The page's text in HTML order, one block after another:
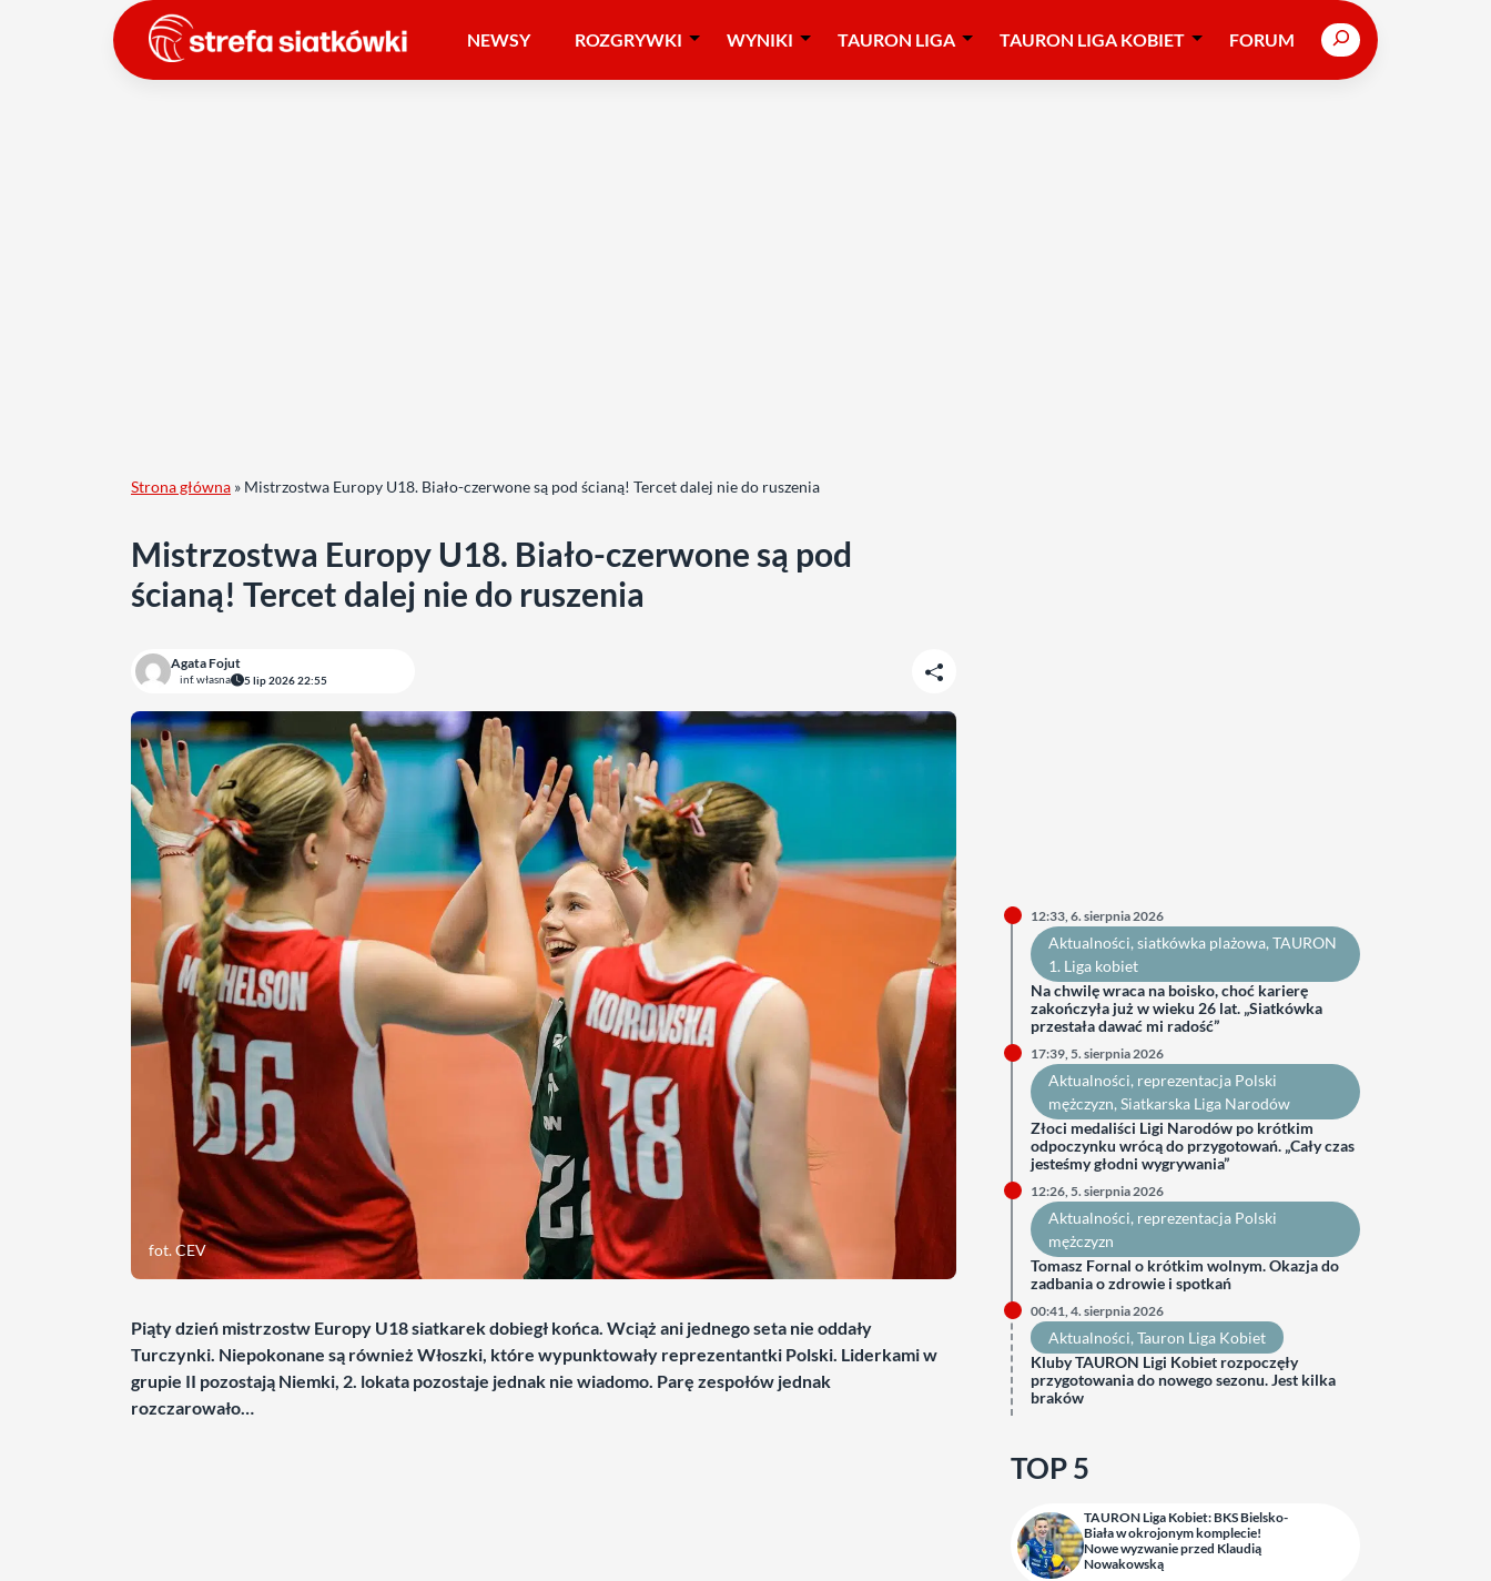
NEWSY ROZGRYWKI WYNIKI TAURON LIGA TAURON LIGA KOBIET FORUM Search
Strona główna » Mistrzostwa Europy U18. Biało-czerwone są pod ścianą! Tercet dalej nie do ruszenia
Mistrzostwa Europy U18. Biało-czerwone są pod
ścianą! Tercet dalej nie do ruszenia
Agata Fojut
inf. własna 5 lip 2026 22:55
fot. CEV
Piąty dzień mistrzostw Europy U18 siatkarek dobiegł końca. Wciąż ani jednego seta nie oddały
Turczynki. Niepokonane są również Włoszki, które wypunktowały reprezentantki Polski. Liderkami w
grupie II pozostają Niemki, 2. lokata pozostaje jednak nie wiadomo. Parę zespołów jednak
rozczarowało…
12:33, 6. sierpnia 2026
Aktualności, siatkówka plażowa, TAURON
1. Liga kobiet
Na chwilę wraca na boisko, choć karierę
zakończyła już w wieku 26 lat. „Siatkówka
przestała dawać mi radość”
17:39, 5. sierpnia 2026
Aktualności, reprezentacja Polski
mężczyzn, Siatkarska Liga Narodów
Złoci medaliści Ligi Narodów po krótkim
odpoczynku wrócą do przygotowań. „Cały czas
jesteśmy głodni wygrywania”
12:26, 5. sierpnia 2026
Aktualności, reprezentacja Polski
mężczyzn
Tomasz Fornal o krótkim wolnym. Okazja do
zadbania o zdrowie i spotkań
00:41, 4. sierpnia 2026
Aktualności, Tauron Liga Kobiet
Kluby TAURON Ligi Kobiet rozpoczęły
przygotowania do nowego sezonu. Jest kilka
braków
TOP 5
TAURON Liga Kobiet: BKS Bielsko-
Biała w okrojonym komplecie!
Nowe wyzwanie przed Klaudią
Nowakowską